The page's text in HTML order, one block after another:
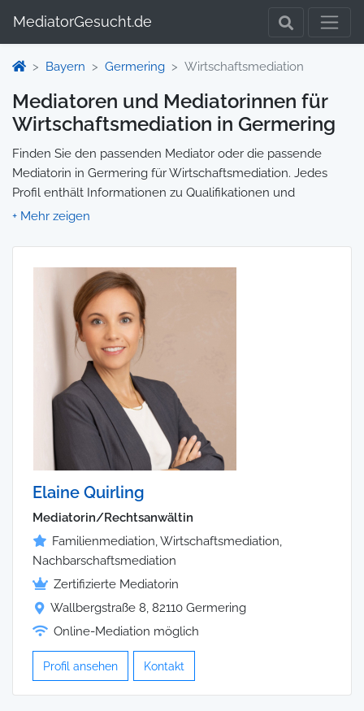
MediatorGesucht.de
Bayern Germering Wirtschaftsmediation
Mediatoren und Mediatorinnen für
Wirtschaftsmediation in Germering
Finden Sie den passenden Mediator oder die passende
Mediatorin in Germering für Wirtschaftsmediation. Jedes
Profil enthält Informationen zu Qualifikationen und
Spezialisierungen, sodass Sie gezielt die richtige Person für
Wir selbst vermitteln keine Mediationen, sondern stellen die
Plattform zur Verfügung, um Ihnen die Suche zu erleichtern.
Elaine Quirling
Mediatorin/Rechtsanwältin
Familienmediation, Wirtschaftsmediation,
Nachbarschaftsmediation
Zertifizierte Mediatorin
Wallbergstraße 8, 82110 Germering
Online-Mediation möglich
Profil ansehen Kontakt